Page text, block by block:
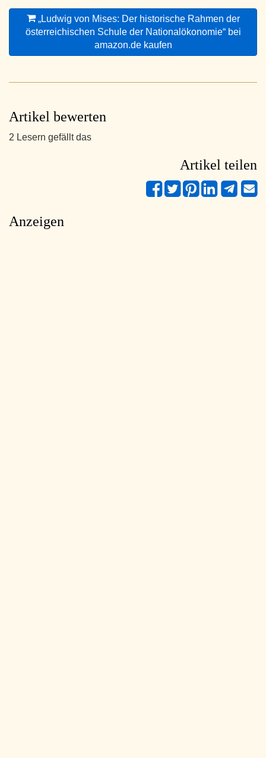
„Ludwig von Mises: Der historische Rahmen der
österreichischen Schule der Nationalökonomie“ bei
amazon.de kaufen
Artikel bewerten
2 Lesern gefällt das
Artikel teilen
Anzeigen